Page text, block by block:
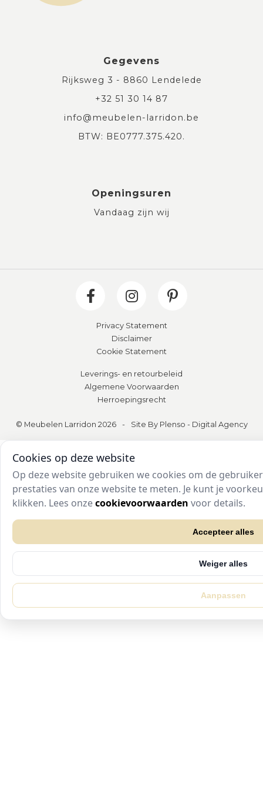
Gegevens
Rijksweg 3 - 8860 Lendelede
+32 51 30 14 87
info@meubelen-larridon.be
BTW: BE0777.375.420.
Openingsuren
Vandaag zijn wij
Privacy Statement
Disclaimer
Cookie Statement
Leverings- en retourbeleid
Algemene Voorwaarden
Herroepingsrecht
© Meubelen Larridon 2026 - Site By Plenso - Digital Agency
Cookies op deze website
Op deze website gebruiken we cookies om de
prestaties van onze website te meten. Je kunt je
klikken. Lees onzecookievoorwaarden voor details.
Accepteer alles
Weiger alles
Aanpassen